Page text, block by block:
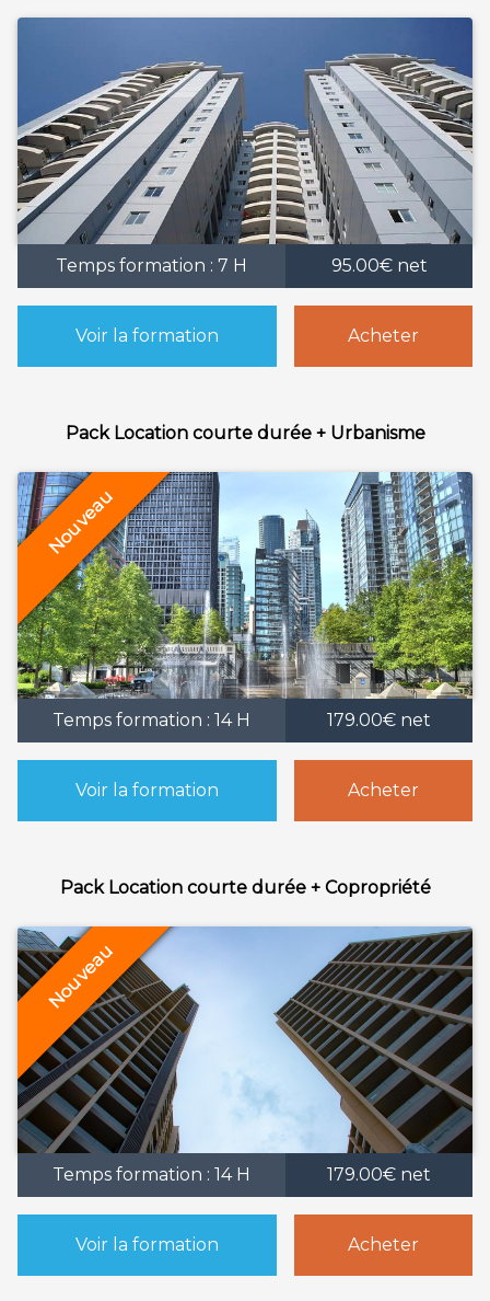
Temps formation : 7 H 95.00€ net
Voir la formation Acheter
Pack Location courte durée + Urbanisme
Temps formation : 14 H 179.00€ net
Voir la formation Acheter
Pack Location courte durée + Copropriété
Temps formation : 14 H 179.00€ net
Voir la formation Acheter